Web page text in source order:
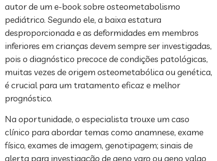
autor de um e-book sobre osteometabolismo
pediátrico. Segundo ele, a baixa estatura
desproporcionada e as deformidades em membros
inferiores em crianças devem sempre ser investigadas,
pois o diagnóstico precoce de condições patológicas,
muitas vezes de origem osteometabólica ou genética,
é crucial para um tratamento eficaz e melhor
prognóstico.
Na oportunidade, o especialista trouxe um caso
clínico para abordar temas como anamnese, exame
físico, exames de imagem, genotipagem; sinais de
alerta para investigação de geno varo ou geno valgo